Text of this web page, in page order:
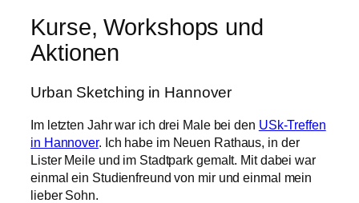
Kurse, Workshops und
Aktionen
Urban Sketching in Hannover
Im letzten Jahr war ich drei Male bei den USk-Treffen
in Hannover. Ich habe im Neuen Rathaus, in der
Lister Meile und im Stadtpark gemalt. Mit dabei war
einmal ein Studienfreund von mir und einmal mein
lieber Sohn.